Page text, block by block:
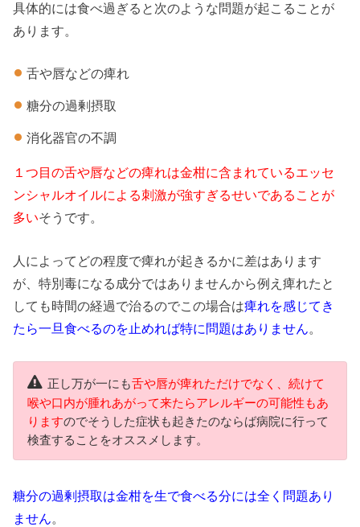
具体的には食べ過ぎると次のような問題が起こることが
あります。
舌や唇などの痺れ
糖分の過剰摂取
消化器官の不調
１つ目の舌や唇などの痺れは金柑に含まれているエッセ
ンシャルオイルによる刺激が強すぎるせいであることが
多いそうです。
人によってどの程度で痺れが起きるかに差はあります
が、特別毒になる成分ではありませんから例え痺れたと
しても時間の経過で治るのでこの場合は痺れを感じてき
たら一旦食べるのを止めれば特に問題はありません。
正し万が一にも舌や唇が痺れただけでなく、続けて
喉や口内が腫れあがって来たらアレルギーの可能性もあ
りますのでそうした症状も起きたのならば病院に行って
検査することをオススメします。
糖分の過剰摂取は金柑を生で食べる分には全く問題あり
ません。